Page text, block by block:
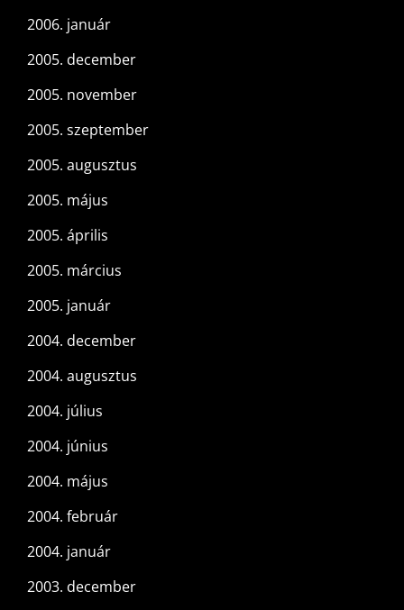
2006. január
2005. december
2005. november
2005. szeptember
2005. augusztus
2005. május
2005. április
2005. március
2005. január
2004. december
2004. augusztus
2004. július
2004. június
2004. május
2004. február
2004. január
2003. december